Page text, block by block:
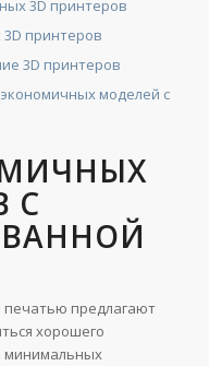
3D принтеров
принтеров
3D принтеров
моделей с
С
печатью предлагают
хорошего
минимальных